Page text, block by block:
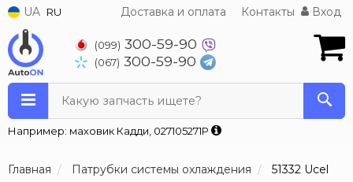
UA RU Доставка и оплата Контакты Вход
(099) 300-59-90
(067) 300-59-90
Какую запчасть ищете?
Например: маховик Кадди, 027105271P
Главная Патрубки системы охлаждения 51332 Ucel